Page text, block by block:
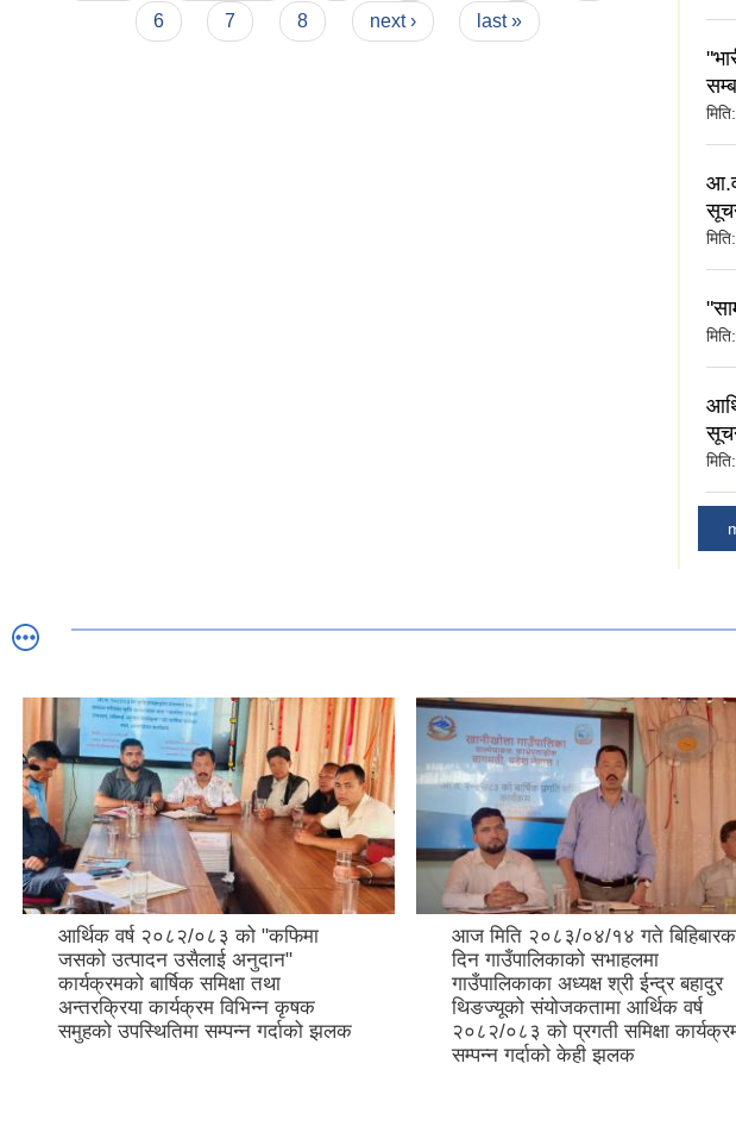
6
7 8 next › last »
मिति:
मिति:
मिति:
मिति:
आर्थिक वर्ष २०८२/०८३ को "कफिमा
जसको उत्पादन उसैलाई अनुदान"
कार्यक्रमको बार्षिक समिक्षा तथा
अन्तरक्रिया कार्यक्रम विभिन्न कृषक
समुहको उपस्थितिमा सम्पन्न गर्दाको झलक
आज मिति २०८३/०४/१४ गते
दिन गाउँपालिकाको सभाहलमा
गाउँपालिकाका अध्यक्ष श्री ईन्द्र बहादुर
थिङज्यूको संयोजकतामा आर्थिक वर्ष
२०८२/०८३ को प्रगती समिक्षा
सम्पन्न गर्दाको केही झलक